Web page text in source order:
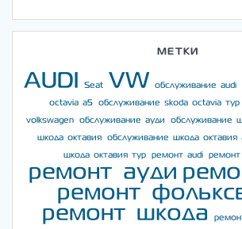
МЕТКИ
AUDI Seat VW обслуживание audi
octavia a5
обслуживание skoda octavia тур
volkswagen
обслуживание ауди обслуживание
шкода октавия
обслуживание шкода октавия
шкода октавия тур
ремонт audi ремонт
ремонт ауди
ремонт
ремонт шкода